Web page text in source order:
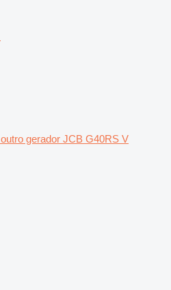
outro gerador JCB G40RS V